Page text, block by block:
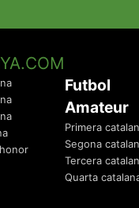
Futbol
Amateur
Primera
Segona
Tercera
Quarta